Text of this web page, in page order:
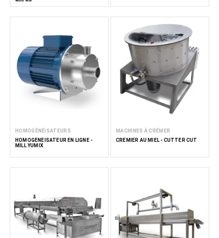
HOMOGÉNÉISATEURS
HOMOGÉNÉISATEUR EN LIGNE -
MILL YUMIX
MACHINES À CRÉMER
CRÉMIER AU MIEL - CUTTER CUT